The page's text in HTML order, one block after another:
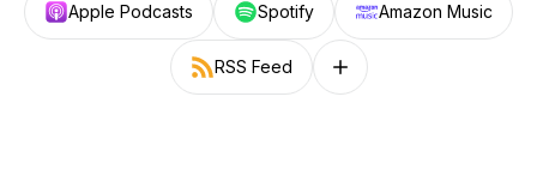
Apple Podcasts Spotify Amazon Music
RSS Feed Follow on other platforms